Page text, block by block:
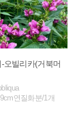
오빌리카(거북머
연질화분/1개